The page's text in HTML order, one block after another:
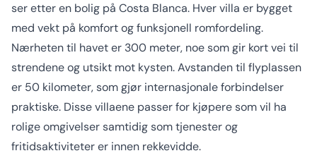
ser etter en bolig på Costa Blanca. Hver villa er bygget
med vekt på komfort og funksjonell romfordeling.
Nærheten til havet er 300 meter, noe som gir kort vei til
strendene og utsikt mot kysten. Avstanden til flyplassen
er 50 kilometer, som gjør internasjonale forbindelser
praktiske. Disse villaene passer for kjøpere som vil ha
rolige omgivelser samtidig som tjenester og
fritidsaktiviteter er innen rekkevidde.